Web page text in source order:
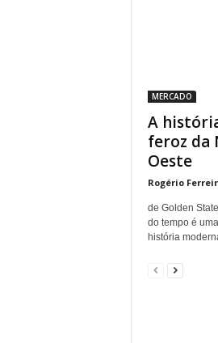
MERCADO
A
feroz da
Oeste
Rogério
de Golden
do tempo é
história